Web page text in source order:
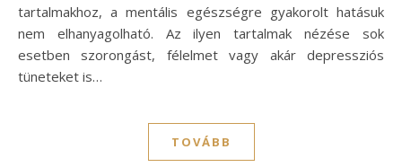
tartalmakhoz, a mentális egészségre gyakorolt hatásuk
nem elhanyagolható. Az ilyen tartalmak nézése sok
esetben szorongást, félelmet vagy akár depressziós
tüneteket is…
TOVÁBB